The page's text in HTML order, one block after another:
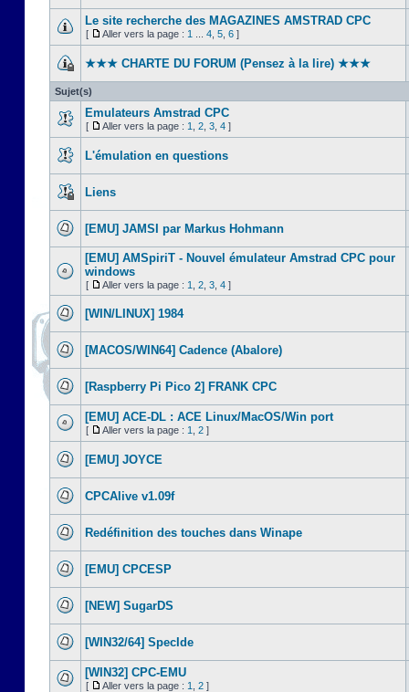
Le site recherche des MAGAZINES AMSTRAD CPC
[ Aller vers la page : 1 4 5 6 ]
★★★ CHARTE DU FORUM (Pensez à la lire) ★★★
Sujet(s)
Emulateurs Amstrad CPC
[ Aller vers la page : 1 2 3 4 ]
L'émulation en questions
Liens
[EMU] JAMSI par Markus Hohmann
[EMU] AMSpiriT - Nouvel émulateur Amstrad CPC pour
windows
[ Aller vers la page : 1 2 3 4 ]
[WIN/LINUX] 1984
[MACOS/WIN64] Cadence (Abalore)
[Raspberry Pi Pico 2] FRANK CPC
[EMU] ACE-DL : ACE Linux/MacOS/Win port
[ Aller vers la page : 1 2 ]
[EMU] JOYCE
CPCAlive v1.09f
Redéfinition des touches dans Winape
[EMU] CPCESP
[NEW] SugarDS
[WIN32/64] SpecIde
[WIN32] CPC-EMU
[ Aller vers la page : 1 2 ]